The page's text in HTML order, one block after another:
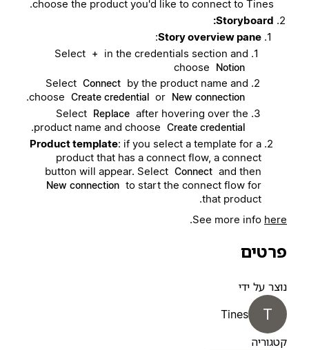
choose the product you'd like to connect to Tines.
Storyboard:
Story overview pane
:
Select +
in the credentials section and
choose
Notion
Select Connect
by the product name and
choose Create credential or New connection
.
Select Replace after hovering over the
product name and choose Create credential
.
Product template: if you select a template for a
product that has a connect flow, a connect
button will appear. Select Connect and then
New connection to start the connect flow for
that product.
See more info here
.
פרטים
נוצר על ידי
T
Tines
קטגוריה